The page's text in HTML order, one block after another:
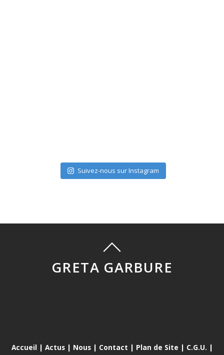
Suivez-nous sur Instagram
GRETA GARBURE
Accueil | Actus| Nous| Contact | Plan de Site | C.G.U. |